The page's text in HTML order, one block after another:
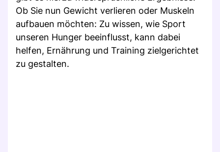
Ob Sie nun Gewicht verlieren oder Muskeln
aufbauen möchten: Zu wissen, wie Sport
unseren Hunger beeinflusst, kann dabei
helfen, Ernährung und Training zielgerichtet
zu gestalten.